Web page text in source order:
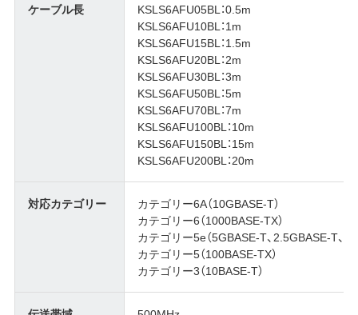
ケーブル長
KSLS6AFU05BL：0.5m
KSLS6AFU10BL：1m
KSLS6AFU15BL：1.5m
KSLS6AFU20BL：2m
KSLS6AFU30BL：3m
KSLS6AFU50BL：5m
KSLS6AFU70BL：7m
KSLS6AFU100BL：10m
KSLS6AFU150BL：15m
KSLS6AFU200BL：20m
対応カテゴリー
カテゴリー6A（10GBASE-T）
カテゴリー6（1000BASE-TX）
カテゴリー5e（5GBASE-T、2.5GBASE-T、
カテゴリー5（100BASE-TX）
カテゴリー3（10BASE-T）